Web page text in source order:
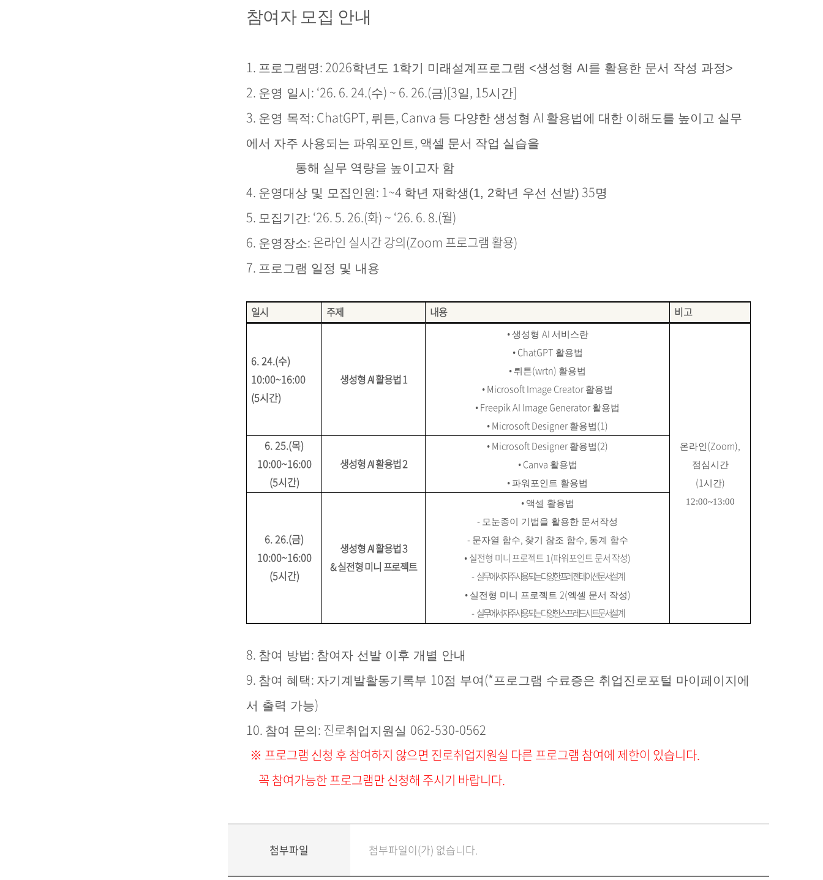
참여자 모집 안내
1. 프로그램명: 2026학년도 1학기 미래설계프로그램 <생성형 AI를 활용한 문서 작성 과정>
2. 운영 일시 : ‘26. 6. 24.(수) ~ 6. 26.(금)[3일, 15시간]
3. 운영 목적: ChatGPT, 뤼튼, Canva 등 다양한 생성형AI 활용법에 대한 이해도를 높이고 실무
에서 자주 사용되는 파워포인트, 액셀 문서 작업 실습을
통해 실무 역량을 높이고자 함
4. 운영대상 및 모집인원 : 1~4 학년 재학생(1, 2학년 우선 선발) 35명
5. 모집기간: ‘26. 5. 26.(화) ~ ‘26. 6. 8.(월)
6. 운영장소: 온라인 실시간 강의(Zoom 프로그램 활용)
7. 프로그램 일정 및 내용
일시 주제 내용 비고
6. 24.(수)
10:00~16:00
(5시간)
생성형AI활용법1
•생성형 AI 서비스란
•ChatGPT 활용법
• 뤼튼(wrtn) 활용법
•Microsoft Image Creator활용법
•Freepik AI Image Generator활용법
•Microsoft Designer활용법(1)
온라인 (Zoom),
점심시간
(1시간)
12:00~13:00
6. 25.(목)
10:00~16:00
(5시간)
생성형AI활용법2
•Microsoft Designer활용법(2)
•Canva 활용법
• 파워포인트 활용법
6. 26.(금)
10:00~16:00
(5시간)
생성형AI활용법3
&실전형 미니 프로젝트
• 액셀 활용법
- 모눈종이 기법을 활용한 문서작성
- 문자열 함수, 찾기 참조 함수, 통계 함수
•실전형 미니 프로젝트1(파워포인트 문서 작성)
-실무에서 자주 사용되는 다양한 프레젠테이션 문서 설계
• 실전형 미니 프로젝트 2(엑셀 문서 작성)
-실무에서 자주 사용되는 다양한 스프레드시트 문서 설계
8. 참여 방법: 참여자 선발 이후 개별 안내
9. 참여 혜택: 자기계발활동기록부 10점 부여 (*프로그램 수료증은 취업진로포털 마이페이지에
서 출력 가능)
10. 참여 문의 : 진로취업지원실 062-530-0562
※ 프로그램 신청 후 참여하지 않으면 진로취업지원실 다른 프로그램 참여에 제한이 있습니다.
꼭 참여가능한 프로그램만 신청해 주시기 바랍니다.
첨부파일 첨부파일이(가) 없습니다.